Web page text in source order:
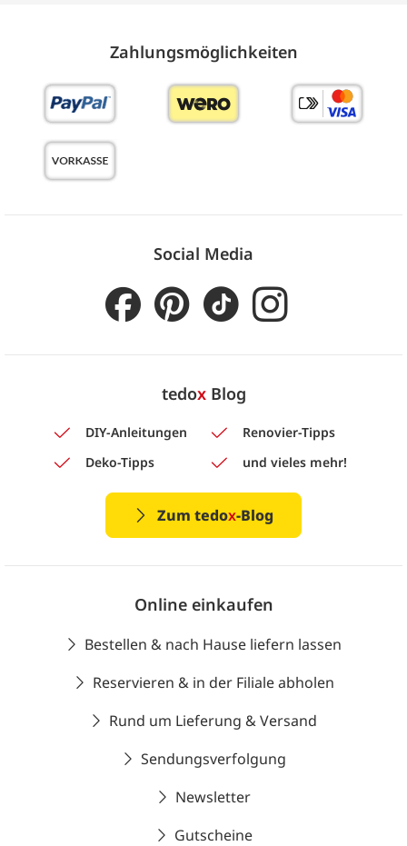
Zahlungs­möglich­keiten
Social Media
tedoxBlog
DIY-Anleitungen
Renovier-Tipps
Deko-Tipps
und vieles mehr!
Zum tedox-Blog
Online einkaufen
Bestellen & nach Hause liefern lassen
Reservieren & in der Filiale abholen
Rund um Lieferung & Versand
Sendungsverfolgung
Newsletter
Gutscheine